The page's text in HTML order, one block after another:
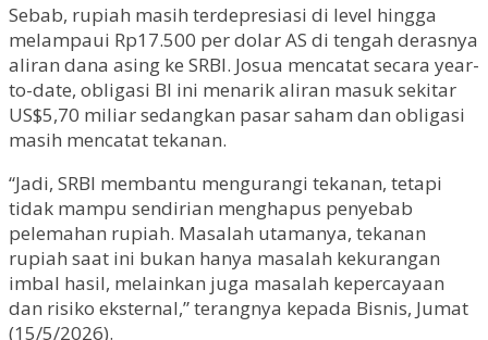
Sebab, rupiah masih terdepresiasi di level hingga
melampaui Rp17.500 per dolar AS di tengah derasnya
aliran dana asing ke SRBI. Josua mencatat secara year-
to-date, obligasi BI ini menarik aliran masuk sekitar
US$5,70 miliar sedangkan pasar saham dan obligasi
masih mencatat tekanan.
“Jadi, SRBI membantu mengurangi tekanan, tetapi
tidak mampu sendirian menghapus penyebab
pelemahan rupiah. Masalah utamanya, tekanan
rupiah saat ini bukan hanya masalah kekurangan
imbal hasil, melainkan juga masalah kepercayaan
dan risiko eksternal,” terangnya kepada Bisnis, Jumat
(15/5/2026).